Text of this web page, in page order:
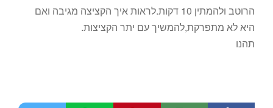
הרוטב ולהמתין 10 דקות.לראות איך הקציצה מגיבה ואם
היא לא מתפרקת,להמשיך עם יתר הקציצות.
תהנו